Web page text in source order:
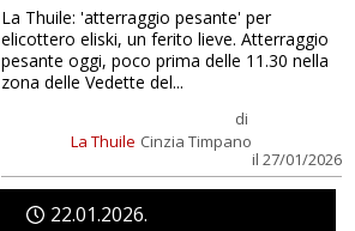
La Thuile
di
Cinzia Timpano
il 27/01/2026
La Thuile: 'atterraggio pesante' per
elicottero eliski, un ferito lieve. Atterraggio
pesante oggi, poco prima delle 11.30 nella
zona delle Vedette del...
2201 2026